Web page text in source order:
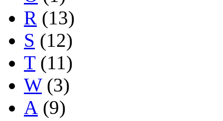
R (13)
S (12)
T(11)
W(3)
А (9)